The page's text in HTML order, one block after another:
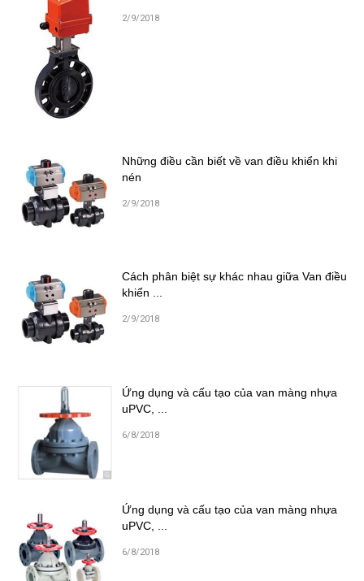
2/9/2018
Những điều cần biết về van điều khiển khi
nén
2/9/2018
Cách phân biệt sự khác nhau giữa Van điều
khiển ...
2/9/2018
Ứng dụng và cấu tạo của van màng nhựa
uPVC, ...
6/8/2018
Ứng dụng và cấu tạo của van màng nhựa
uPVC, ...
6/8/2018